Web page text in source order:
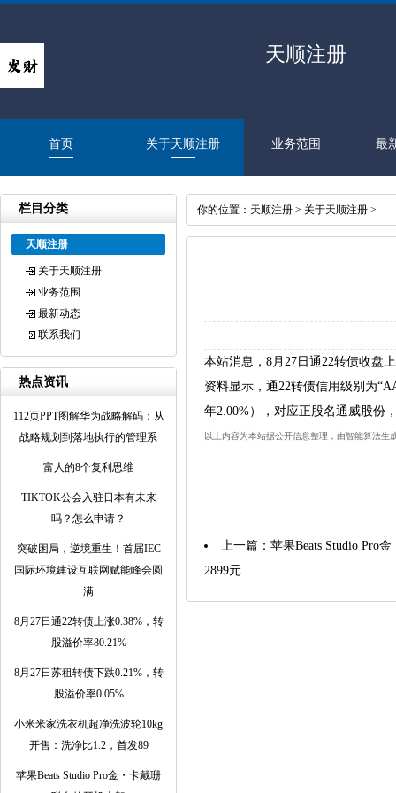
天顺注册
首页 关于天顺注册 业务范围 最
栏目分类
天顺注册
关于天顺注册
业务范围
最新动态
联系我们
热点资讯
112页PPT图解华为战略解码：从
战略规划到落地执行的管理系
富人的8个复利思维
TIKTOK公会入驻日本有未来
吗？怎么申请？
突破困局，逆境重生！首届IEC
国际环境建设互联网赋能峰会圆
满
8月27日通22转债上涨0.38%，转
股溢价率80.21%
8月27日苏租转债下跌0.21%，转
股溢价率0.05%
小米米家洗衣机超净洗波轮10kg
开售：洗净比1.2，首发89
苹果Beats Studio Pro金・卡戴珊
你的位置： 天顺注册 > 关于天顺注册 >
本站消息，8月27日通22转债收盘
资料显示，通22转债信用级别为
年2.00%），对应正股名通威股份
以上内容为本站据公开信息整理，由智能算法生
上一篇： 苹果Beats Studio Pro
2899元